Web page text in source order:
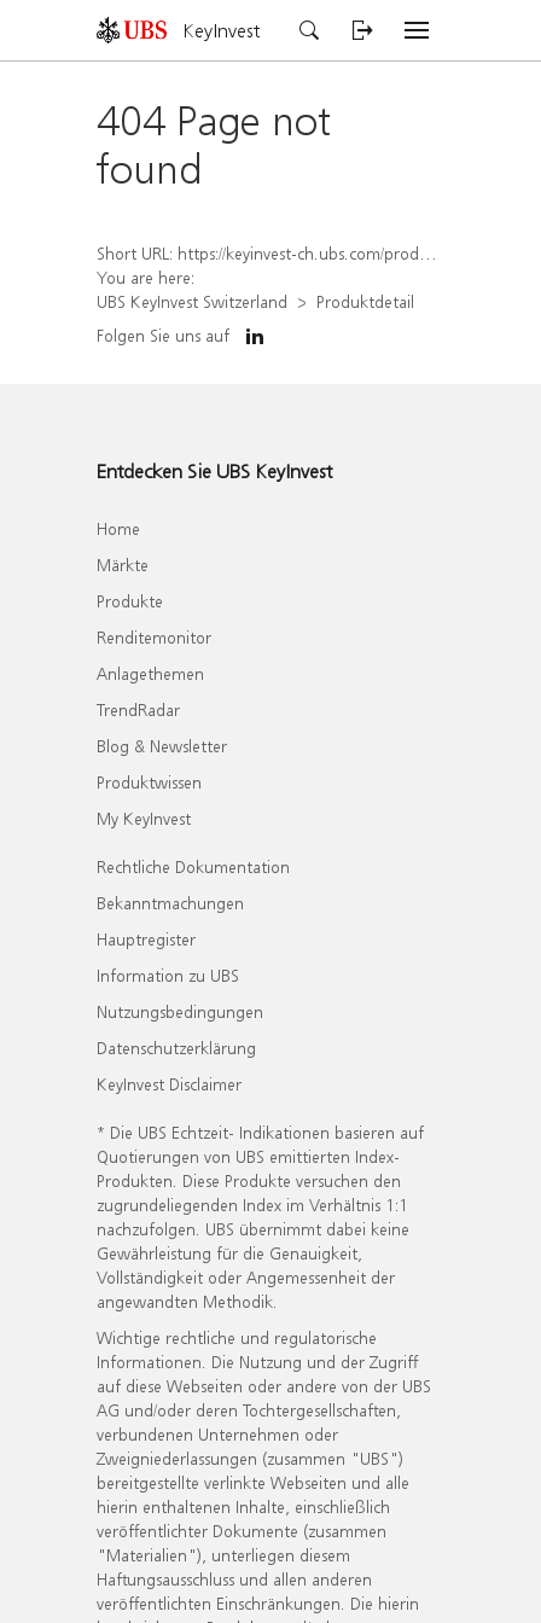
KeyInvest
404 Page not
found
Short URL: https://keyinvest-ch.ubs.com/produkt/detail/index/isin/CH1562162607
You are here:
UBS KeyInvest Switzerland
Produktdetail
Folgen Sie uns auf
Entdecken Sie UBS KeyInvest
Home
Märkte
Produkte
Renditemonitor
Anlagethemen
TrendRadar
Blog & Newsletter
Produktwissen
My KeyInvest
Rechtliche Dokumentation
Bekanntmachungen
Hauptregister
Information zu UBS
Nutzungsbedingungen
Datenschutzerklärung
KeyInvest Disclaimer
* Die UBS Echtzeit- Indikationen basieren auf
Quotierungen von UBS emittierten Index-
Produkten. Diese Produkte versuchen den
zugrundeliegenden Index im Verhältnis 1:1
nachzufolgen. UBS übernimmt dabei keine
Gewährleistung für die Genauigkeit,
Vollständigkeit oder Angemessenheit der
angewandten Methodik.
Wichtige rechtliche und regulatorische
Informationen. Die Nutzung und der Zugriff
auf diese Webseiten oder andere von der UBS
AG und/oder deren Tochtergesellschaften,
verbundenen Unternehmen oder
Zweigniederlassungen (zusammen "UBS")
bereitgestellte verlinkte Webseiten und alle
hierin enthaltenen Inhalte, einschließlich
veröffentlichter Dokumente (zusammen
"Materialien"), unterliegen diesem
Haftungsausschluss und allen anderen
veröffentlichten Einschränkungen. Die hierin